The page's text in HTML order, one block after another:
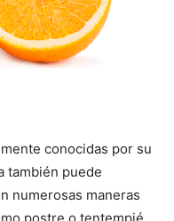
conocidas por su
también puede
numerosas maneras
postre o tentempié